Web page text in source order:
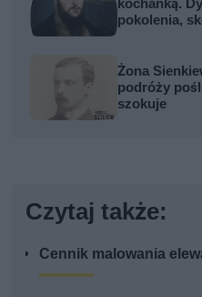
kochanką.
pokolenia,
Żona
podróży
szokuje
Czytaj także:
Cennik malowania